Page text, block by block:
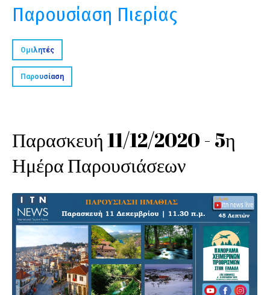
Παρουσίαση Πιερίας
Ομιλητές
Παρουσίαση
Παρασκευή 11/12/2020 - 5η
Ημέρα Παρουσιάσεων